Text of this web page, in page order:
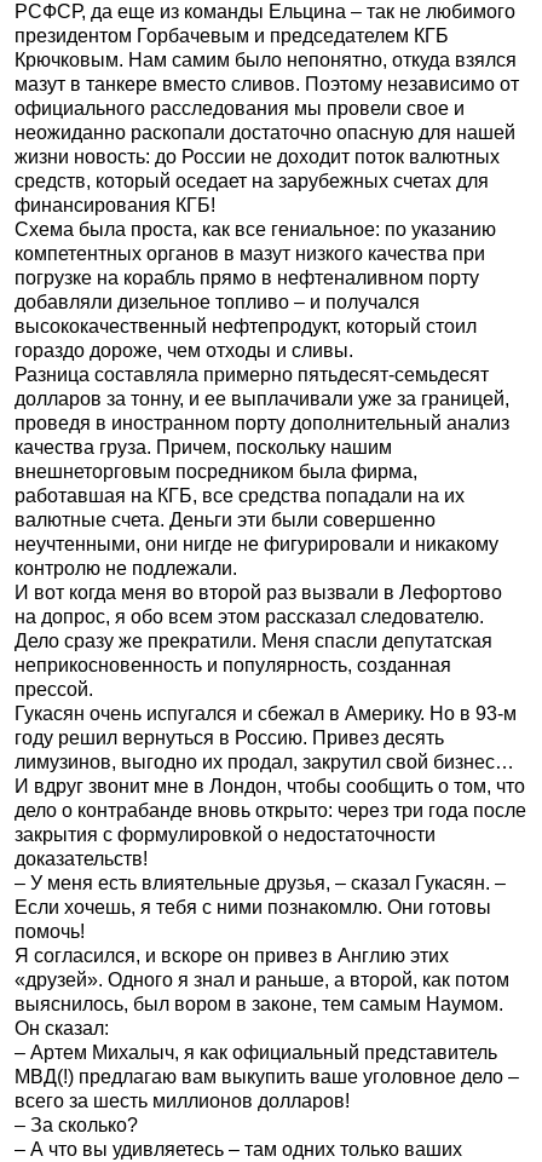
РСФСР, да еще из команды Ельцина – так не любимого
президентом Горбачевым и председателем КГБ
Крючковым. Нам самим было непонятно, откуда взялся
мазут в танкере вместо сливов. Поэтому независимо от
официального расследования мы провели свое и
неожиданно раскопали достаточно опасную для нашей
жизни новость: до России не доходит поток валютных
средств, который оседает на зарубежных счетах для
финансирования КГБ!
Схема была проста, как все гениальное: по указанию
компетентных органов в мазут низкого качества при
погрузке на корабль прямо в нефтеналивном порту
добавляли дизельное топливо – и получался
высококачественный нефтепродукт, который стоил
гораздо дороже, чем отходы и сливы.
Разница составляла примерно пятьдесят-семьдесят
долларов за тонну, и ее выплачивали уже за границей,
проведя в иностранном порту дополнительный анализ
качества груза. Причем, поскольку нашим
внешнеторговым посредником была фирма,
работавшая на КГБ, все средства попадали на их
валютные счета. Деньги эти были совершенно
неучтенными, они нигде не фигурировали и никакому
контролю не подлежали.
И вот когда меня во второй раз вызвали в Лефортово
на допрос, я обо всем этом рассказал следователю.
Дело сразу же прекратили. Меня спасли депутатская
неприкосновенность и популярность, созданная
прессой.
Гукасян очень испугался и сбежал в Америку. Но в 93-м
году решил вернуться в Россию. Привез десять
лимузинов, выгодно их продал, закрутил свой бизнес…
И вдруг звонит мне в Лондон, чтобы сообщить о том, что
дело о контрабанде вновь открыто: через три года после
закрытия с формулировкой о недостаточности
доказательств!
– У меня есть влиятельные друзья, – сказал Гукасян. –
Если хочешь, я тебя с ними познакомлю. Они готовы
помочь!
Я согласился, и вскоре он привез в Англию этих
«друзей». Одного я знал и раньше, а второй, как потом
выяснилось, был вором в законе, тем самым Наумом.
Он сказал:
– Артем Михалыч, я как официальный представитель
МВД(!) предлагаю вам выкупить ваше уголовное дело –
всего за шесть миллионов долларов!
– За сколько?
– А что вы удивляетесь – там одних только ваших